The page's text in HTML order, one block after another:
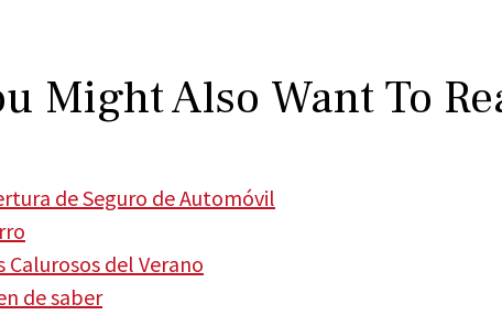
Might Also Want To
de Seguro de Automóvil
del Verano
de saber